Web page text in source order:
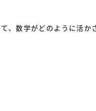
、数学がどのように活か